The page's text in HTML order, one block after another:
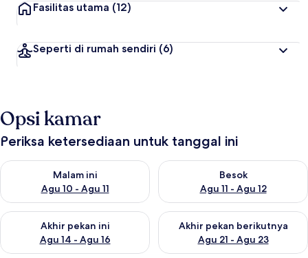
Fasilitas utama (12)
Seperti di rumah sendiri (6)
Opsi kamar
Periksa ketersediaan untuk tanggal ini
Malam ini
Agu 10 - Agu 11
Periksa ketersediaan untuk malam ini Agu 10 - Agu 11
Besok
Agu 11 - Agu 12
Periksa ketersediaan untuk
Akhir pekan ini
Agu 14 - Agu 16
Periksa ketersediaan untuk akhir pekan ini Agu 14 - Agu 16
Akhir pekan berikutnya
Agu 21 - Agu 23
Periksa ketersediaan untuk